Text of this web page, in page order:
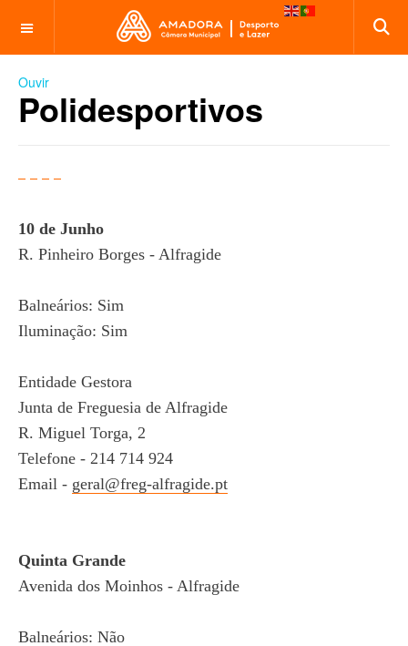
OFF CANVAS
Ouvir
Polidesportivos
10 de Junho
R. Pinheiro Borges - Alfragide
Balneários: Sim
Iluminação: Sim
Entidade Gestora
Junta de Freguesia de Alfragide
R. Miguel Torga, 2
Telefone - 214 714 924
Email - geral@freg-alfragide.pt
Quinta Grande
Avenida dos Moinhos - Alfragide
Balneários: Não